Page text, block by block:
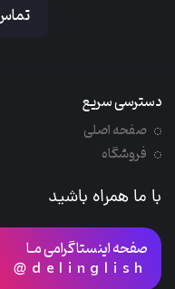
دسترسی سریع
صفحه اصلی
فروشگاه
با ما همراه باشید
صفحه اینستاگرامی مـا
@delinglish